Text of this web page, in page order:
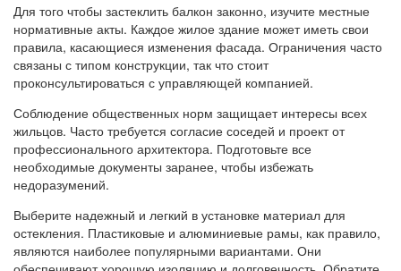
Для того чтобы застеклить балкон законно, изучите местные
нормативные акты. Каждое жилое здание может иметь свои
правила, касающиеся изменения фасада. Ограничения часто
связаны с типом конструкции, так что стоит
проконсультироваться с управляющей компанией.
Соблюдение общественных норм защищает интересы всех
жильцов. Часто требуется согласие соседей и проект от
профессионального архитектора. Подготовьте все
необходимые документы заранее, чтобы избежать
недоразумений.
Выберите надежный и легкий в установке материал для
остекления. Пластиковые и алюминиевые рамы, как правило,
являются наиболее популярными вариантами. Они